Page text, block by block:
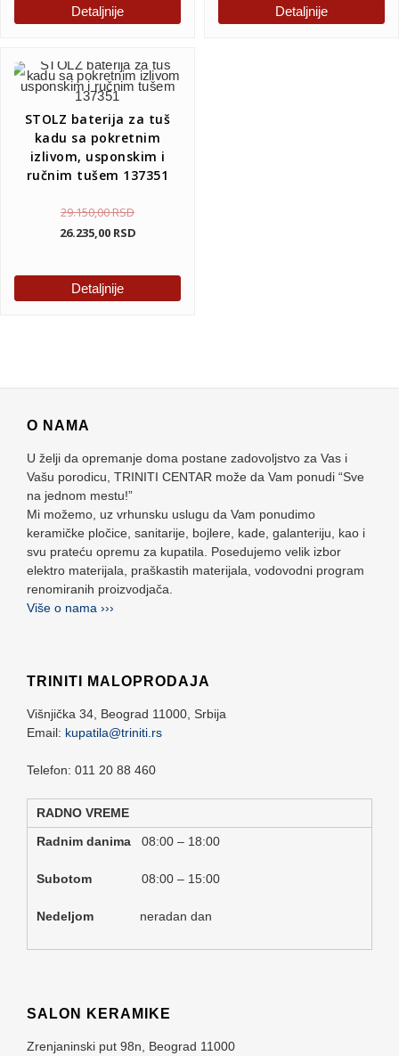
Detaljnije Detaljnije
STOLZ baterija za tuš
kadu sa pokretnim
izlivom, usponskim i
ručnim tušem 137351
29.150,00RSD
26.235,00 RSD
Detaljnije
O NAMA
U želji da opremanje doma postane zadovoljstvo za Vas i
Vašu porodicu, TRINITI CENTAR može da Vam ponudi “Sve
na jednom mestu!”
Mi možemo, uz vrhunsku uslugu da Vam ponudimo
keramičke pločice, sanitarije, bojlere, kade, galanteriju, kao i
svu prateću opremu za kupatila. Posedujemo velik izbor
elektro materijala, praškastih materijala, vodovodni program
renomiranih proizvodjača.
Više o nama ›››
TRINITI MALOPRODAJA
Višnjička 34, Beograd 11000, Srbija
Email: kupatila@triniti.rs
Telefon: 011 20 88 460
RADNO VREME
Radnim danima 08:00 – 18:00
Subotom 08:00 – 15:00
Nedeljom neradan dan
SALON KERAMIKE
Zrenjaninski put 98n, Beograd 11000